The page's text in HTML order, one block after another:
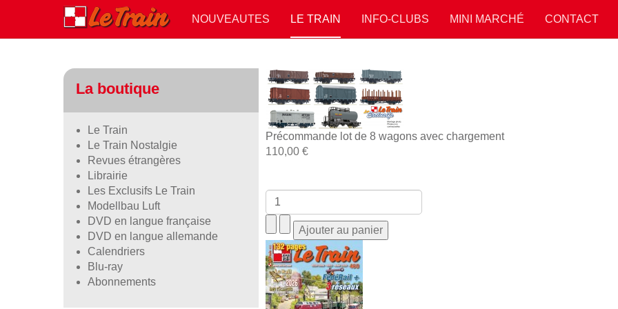
NOUVEAUTES LE TRAIN INFO-CLUBS MINI MARCHÉ CONTACT
Précommande lot de 8 wagons avec chargement
110,00 €
La boutique
Le Train
Le Train Nostalgie
Revues étrangères
Librairie
Les Exclusifs Le Train
Modellbau Luft
DVD en langue française
DVD en langue allemande
Calendriers
Blu-ray
Abonnements